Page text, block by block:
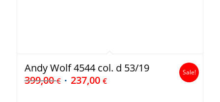
Andy Wolf 4544 col. d 53/19
399,00€ 237,00 €
Sale!